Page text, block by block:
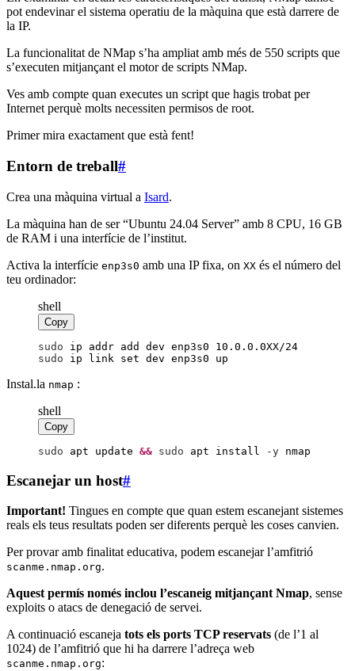
pot endevinar el sistema operatiu de la màquina que està darrere de
la IP.
La funcionalitat de NMap s’ha ampliat amb més de 550 scripts que
s’executen mitjançant el motor de scripts NMap.
Ves amb compte quan executes un script que hagis trobat per
Internet perquè molts necessiten permisos de root.
Primer mira exactament que està fent!
Entorn de treball#
Crea una màquina virtual a Isard.
La màquina han de ser “Ubuntu 24.04 Server” amb 8 CPU, 16 GB
de RAM i una interfície de l’institut.
Activa la interfície enp3s0 amb una IP fixa, on XX és el número del
teu ordinador:
shell
Copy
sudo ip addr add dev enp3s0 10.0.0.0XX/24
sudo ip link set dev enp3s0 up
Instal.la nmap :
shell
Copy
sudo apt update && sudo apt install -y nmap
Escanejar un host#
Important! Tingues en compte que quan estem escanejant sistemes
reals els teus resultats poden ser diferents perquè les coses canvien.
Per provar amb finalitat educativa, podem escanejar l’amfitrió
scanme.nmap.org.
Aquest permís només inclou l’escaneig mitjançant Nmap, sense
exploits o atacs de denegació de servei.
A continuació escaneja tots els ports TCP reservats (de l’1 al
1024) de l’amfitrió que hi ha darrere l’adreça web
scanme.nmap.org: